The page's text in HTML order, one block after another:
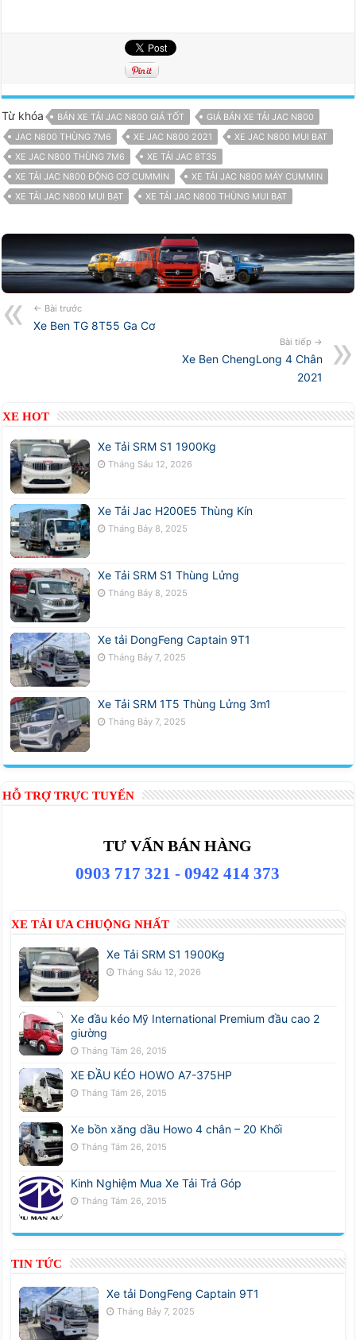
Từ khóa BÁN XE TẢI JAC N800 GIÁ TỐT
GIÁ BÁN XE TẢI JAC N800
JAC N800 THÙNG 7M6
XE JAC N800 2021
XE JAC N800 MUI BẠT
XE JAC N800 THÙNG 7M6
XE TẢI JAC 8T35
XE TẢI JAC N800 ĐỘNG CƠ CUMMIN
XE TẢI JAC N800 MÁY CUMMIN
XE TẢI JAC N800 MUI BẠT
XE TẢI JAC N800 THÙNG MUI BẠT
← Bài trước
Xe Ben TG 8T55 Ga Cơ
Bài tiếp →
Xe Ben ChengLong 4 Chân
2021
XE HOT
Xe Tải SRM S1 1900Kg
Tháng Sáu 12, 2026
Xe Tải Jac H200E5 Thùng Kín
Tháng Bảy 8, 2025
Xe Tải SRM S1 Thùng Lửng
Tháng Bảy 8, 2025
Xe tải DongFeng Captain 9T1
Tháng Bảy 7, 2025
Xe Tải SRM 1T5 Thùng Lửng 3m1
Tháng Bảy 7, 2025
HỖ TRỢ TRỰC TUYẾN
TƯ VẤN BÁN HÀNG
0903 717 321 - 0942 414 373
XE TẢI ƯA CHUỘNG NHẤT
Xe Tải SRM S1 1900Kg
Tháng Sáu 12, 2026
Xe đầu kéo Mỹ International Premium đầu cao 2
giường
Tháng Tám 26, 2015
XE ĐẦU KÉO HOWO A7-375HP
Tháng Tám 26, 2015
Xe bồn xăng dầu Howo 4 chân – 20 Khối
Tháng Tám 26, 2015
Kinh Nghiệm Mua Xe Tải Trả Góp
Tháng Tám 26, 2015
TIN TỨC
Xe tải DongFeng Captain 9T1
Tháng Bảy 7, 2025